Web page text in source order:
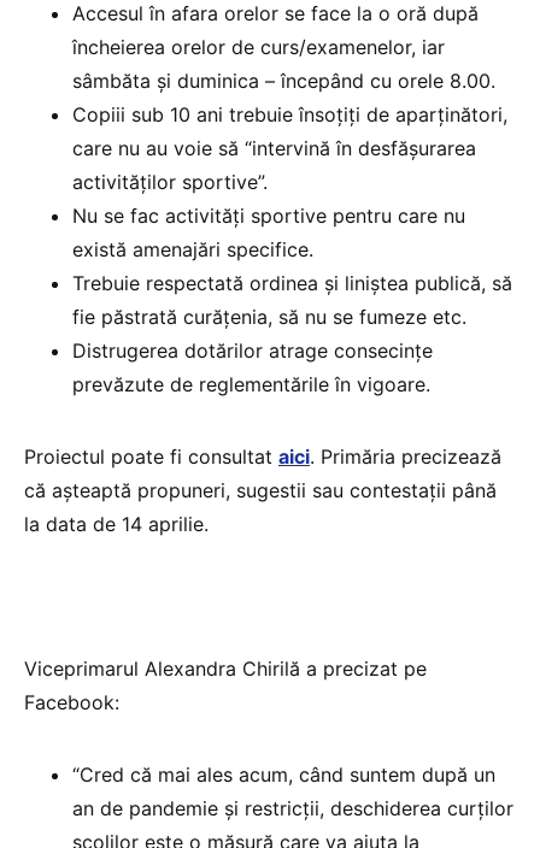
Accesul în afara orelor se face la o oră după
încheierea orelor de curs/examenelor, iar
sâmbăta și duminica – începând cu orele 8.00.
Copiii sub 10 ani trebuie însoțiți de aparținători,
care nu au voie să “intervină în desfășurarea
activităților sportive”.
Nu se fac activități sportive pentru care nu
există amenajări specifice.
Trebuie respectată ordinea și liniștea publică, să
fie păstrată curățenia, să nu se fumeze etc.
Distrugerea dotărilor atrage consecințe
prevăzute de reglementările în vigoare.
Proiectul poate fi consultat aici. Primăria precizează
că așteaptă propuneri, sugestii sau contestații până
la data de 14 aprilie.
Viceprimarul Alexandra Chirilă a precizat pe
Facebook:
“Cred că mai ales acum, când suntem după un
an de pandemie și restricții, deschiderea curților
școlilor este o măsură care va ajuta la